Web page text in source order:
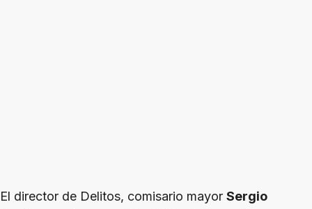
El director de Delitos, comisario mayor Sergio